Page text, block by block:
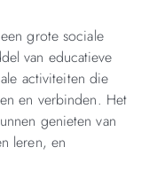
grote sociale
van educatieve
activiteiten die
en verbinden. Het
genieten van
leren, en